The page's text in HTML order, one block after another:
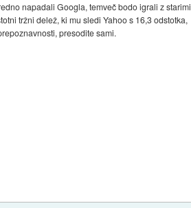
napadali Googla, temveč bodo igrali z starimi
tržni delež, ki mu sledi Yahoo s 16,3 odstotka,
presodite sami.